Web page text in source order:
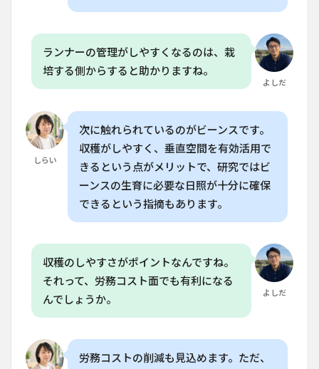
を効
率的
に活
用
レタ
ス・
ハー
ブ：
コス
く、
菜園
に最
問
（FAQ）
よしだ
ランナーの管理がしやすくなるのは、栽
培する側からすると助かりますね。
しらい
次に触れられているのがビーンスです。
収穫がしやすく、垂直空間を有効活用で
きるという点がメリットで、研究ではビ
ーンスの生育に必要な日照が十分に確保
できるという指摘もあります。
よしだ
収穫のしやすさがポイントなんですね。
それって、労務コスト面でも有利になる
んでしょうか。
労務コストの削減も見込めます。ただ、